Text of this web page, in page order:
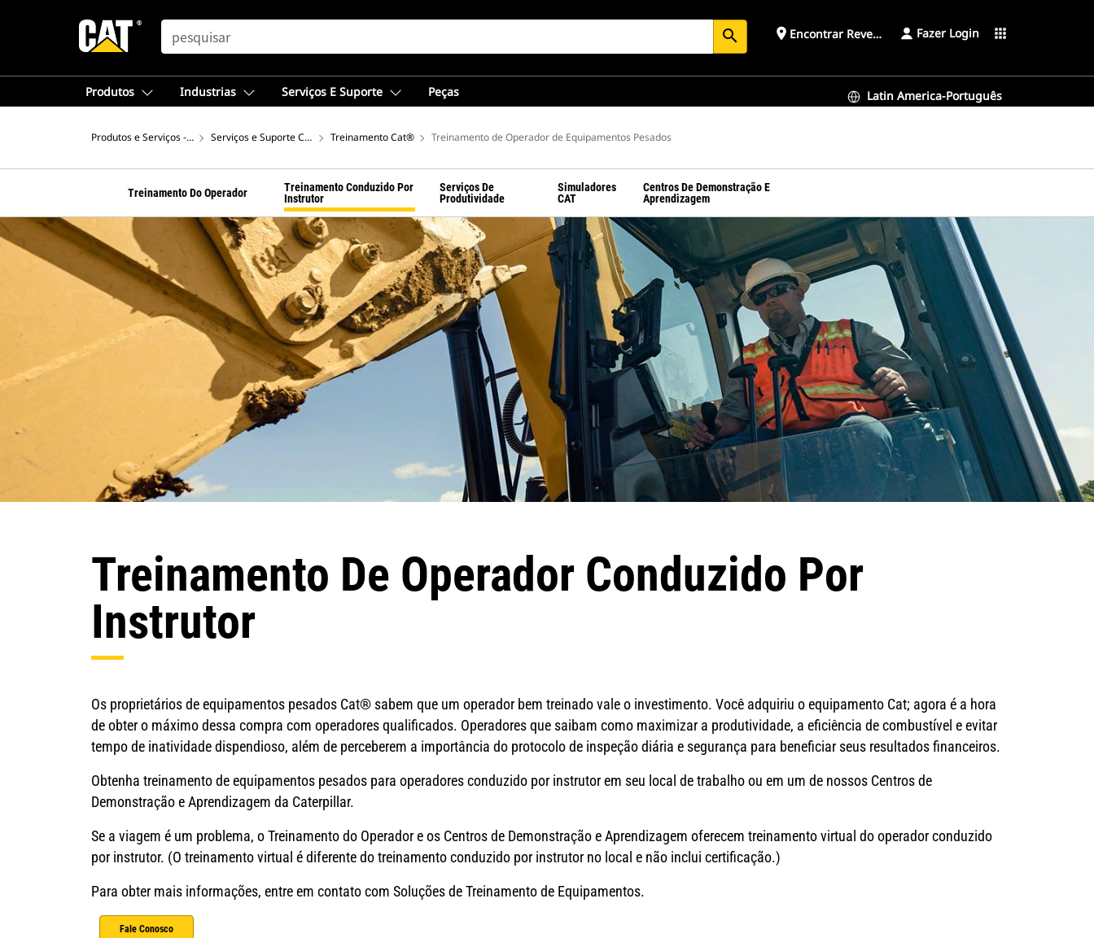
SEARCH search place Encontrar Revendedor Fazer Login apps
Produtos Industrias Serviços E Suporte Peças Latin America-Português
Produtos e Serviços - América do SulServiços e Suporte Cat® Treinamento Cat® Treinamento de Operador de Equipamentos Pesados
Treinamento Do Operador
Treinamento Conduzido Por
Instrutor
Serviços De
Produtividade
Simuladores
CAT
Centros De Demonstração E
Aprendizagem
Treinamento De Operador Conduzido Por
Instrutor
Os proprietários de equipamentos pesados Cat® sabem que um operador bem treinado vale o investimento. Você adquiriu o equipamento Cat; agora é a hora
de obter o máximo dessa compra com operadores qualificados. Operadores que saibam como maximizar a produtividade, a eficiência de combustível e evitar
tempo de inatividade dispendioso, além de perceberem a importância do protocolo de inspeção diária e segurança para beneficiar seus resultados financeiros.
Obtenha treinamento de equipamentos pesados para operadores conduzido por instrutor em seu local de trabalho ou em um de nossos Centros de
Demonstração e Aprendizagem da Caterpillar.
Se a viagem é um problema, o Treinamento do Operador e os Centros de Demonstração e Aprendizagem oferecem treinamento virtual do operador conduzido
por instrutor. (O treinamento virtual é diferente do treinamento conduzido por instrutor no local e não inclui certificação.)
Para obter mais informações, entre em contato com Soluções de Treinamento de Equipamentos.
Fale Conosco